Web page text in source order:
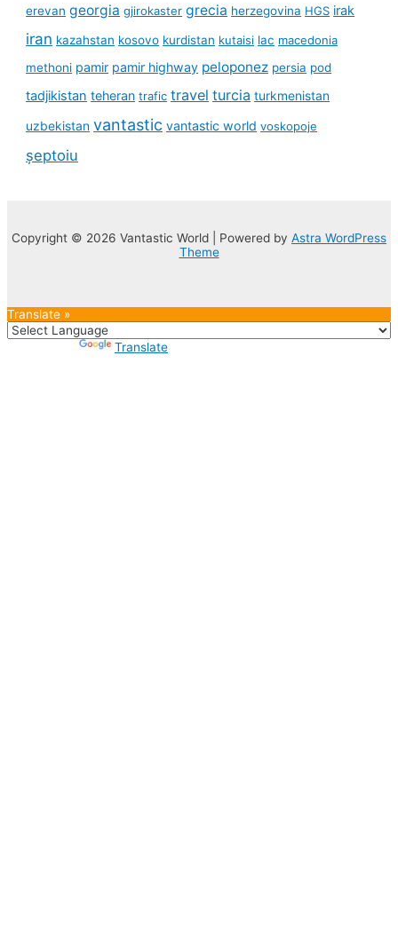
erevan georgia gjirokaster grecia herzegovina HGS irak
iran kazahstan kosovo kurdistan kutaisi lac macedonia
methoni pamir pamir highway peloponez persia pod
tadjikistan teheran trafic travel turcia turkmenistan
uzbekistan vantastic vantastic world voskopoje
șeptoiu
Copyright © 2026 Vantastic World | Powered by Astra WordPress
Theme
Translate »
Translate